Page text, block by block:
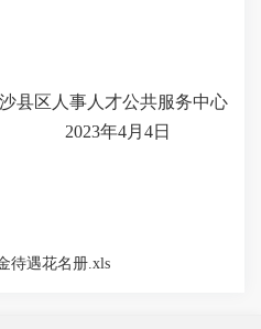
县区人事人才公共服务中心
2023年4月4日
待遇花名册.xls